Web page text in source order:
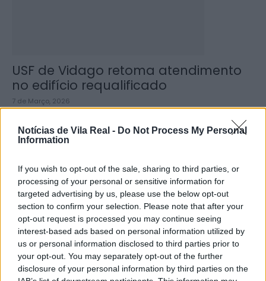
Notícias de Vila Real - Do Not Process My Personal
Information
If you wish to opt-out of the sale, sharing to third parties, or
processing of your personal or sensitive information for
targeted advertising by us, please use the below opt-out
section to confirm your selection. Please note that after your
opt-out request is processed you may continue seeing
interest-based ads based on personal information utilized by
us or personal information disclosed to third parties prior to
your opt-out. You may separately opt-out of the further
disclosure of your personal information by third parties on the
USF de Vidago retoma atendimento
no edifício requalificado
7 de Março, 2026
IP4 reaberto ao trânsito em ambos
os sentidos
28 de Janeiro, 2026